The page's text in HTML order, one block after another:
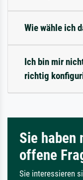
Wie wähle ich
Ich bin mir
richtig
Sie haben
offene
Sie interessieren